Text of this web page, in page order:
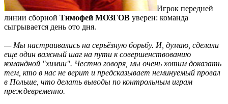
Игрок передней
линии сборной Тимофей МОЗГОВ уверен: команда
сыгрывается день ото дня.
— Мы настраивались на серьёзную борьбу. И, думаю, сделали
еще один важный шаг на пути к совершенствованию
командной "химии". Честно говоря, мы очень хотим доказать
тем, кто в нас не верит и предсказывает неминуемый провал
в Польше, что делать выводы по контрольным играм
преждевременно.